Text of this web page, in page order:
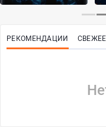
РЕКОМЕНДАЦИИ СВЕЖЕЕ